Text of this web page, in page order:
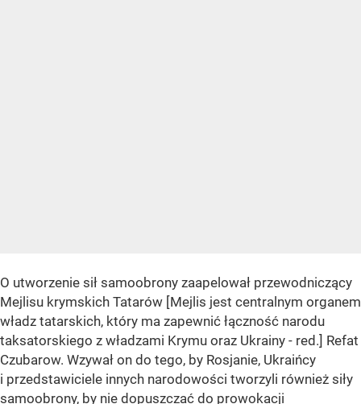
O utworzenie sił samoobrony zaapelował przewodniczący
Mejlisu krymskich Tatarów [Mejlis jest centralnym organem
władz tatarskich, który ma zapewnić łączność narodu
taksatorskiego z władzami Krymu oraz Ukrainy - red.] Refat
Czubarow. Wzywał on do tego, by Rosjanie, Ukraińcy
i przedstawiciele innych narodowości tworzyli również siły
samoobrony, by nie dopuszczać do prowokacji